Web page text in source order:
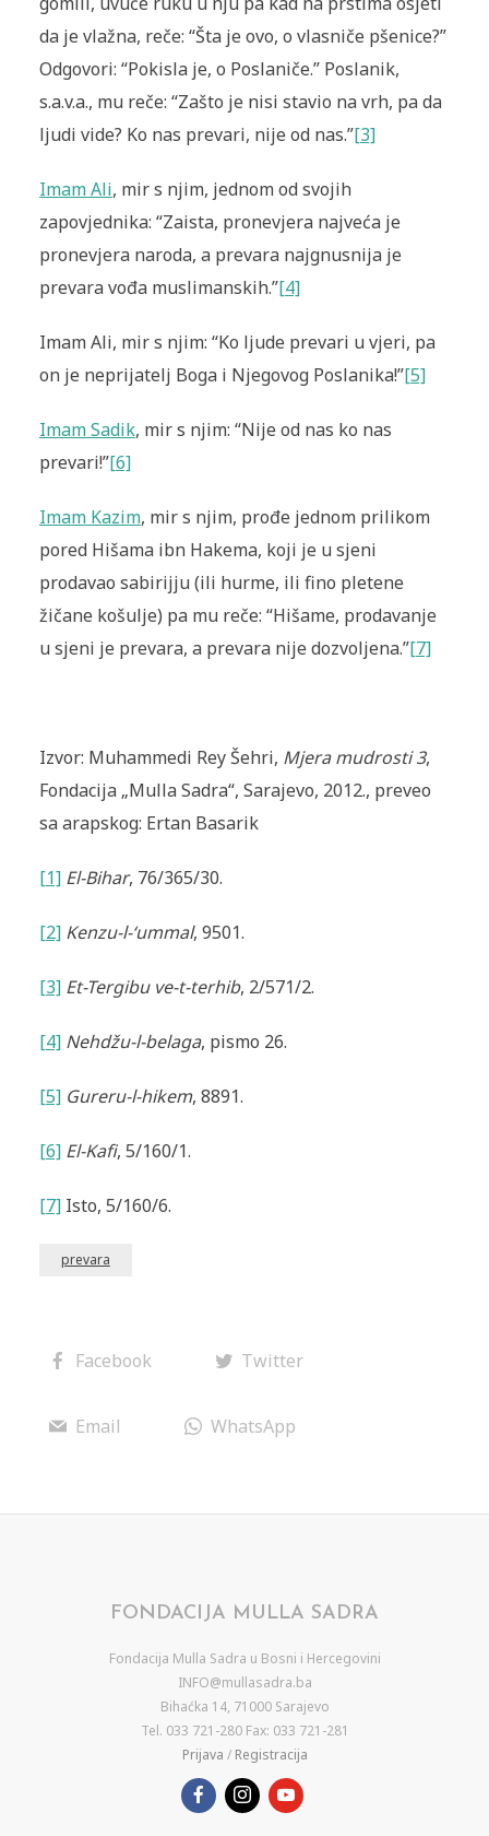
da je vlažna, reče: “Šta je ovo, o vlasniče pšenice?”
Odgovori: “Pokisla je, o Poslaniče.” Poslanik,
s.a.v.a., mu reče: “Zašto je nisi stavio na vrh, pa da
ljudi vide? Ko nas prevari, nije od nas.”[3]
Imam Ali, mir s njim, jednom od svojih
zapovjednika: “Zaista, pronevjera na­jveća je
pronevjera naroda, a prevara najgnusnija je
prevara vođa muslimanskih.”[4]
Imam Ali, mir s njim: “Ko ljude prevari u vjeri, pa
on je nepri­jatelj Boga i Njego­vog Poslanika!”[5]
Imam Sadik, mir s njim: “Nije od nas ko nas
prevari!”[6]
Imam Kazim, mir s njim, prođe jednom prilikom
pored Hišama ibn Hakema, koji je u sjeni
prodavao sabirijju (ili hurme, ili fino pletene
žičane košulje) pa mu reče: “Hišame, prodavanje
u sjeni je prevara, a prevara nije doz­vol­jena.”[7]
Izvor: Muhammedi Rey Šehri, Mjera mudrosti 3,
Fondacija „Mulla Sadra“, Sarajevo, 2012., preveo
sa arapskog: Ertan Basarik
[1] El-Bihar, 76/365/30.
[2] Kenzu-l-‘ummal, 9501.
[3] Et-Tergibu ve-t-terhib, 2/571/2.
[4] Nehdžu-l-belaga, pismo 26.
[5] Gureru-l-hikem, 8891.
[6] El-Kafi, 5/160/1.
[7]Isto, 5/160/6.
prevara
Facebook Twitter
Email WhatsApp
FONDACIJA MULLA SADRA
Fondacija Mulla Sadra u Bosni i Hercegovini
INFO@mullasadra.ba
Bihaćka 14, 71000 Sarajevo
Tel. 033 721-280 Fax: 033 721-281
Prijava / Registracija